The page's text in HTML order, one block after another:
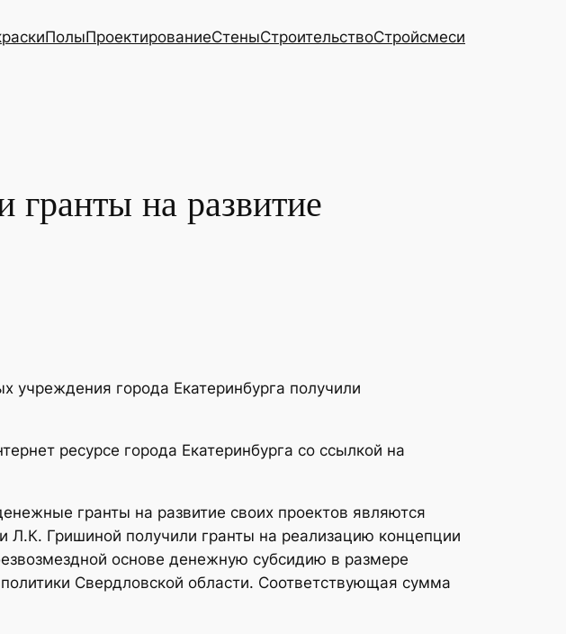
ПолыПроектированиеСтеныСтроительствоСтройсмеси
на развитие
учреждения города Екатеринбурга получили
ресурсе города Екатеринбурга со ссылкой на
гранты на развитие своих проектов являются
Гришиной получили гранты на реализацию концепции
основе денежную субсидию в размере
Свердловской области. Соответствующая сумма